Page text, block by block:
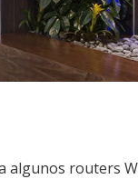
algunos routers